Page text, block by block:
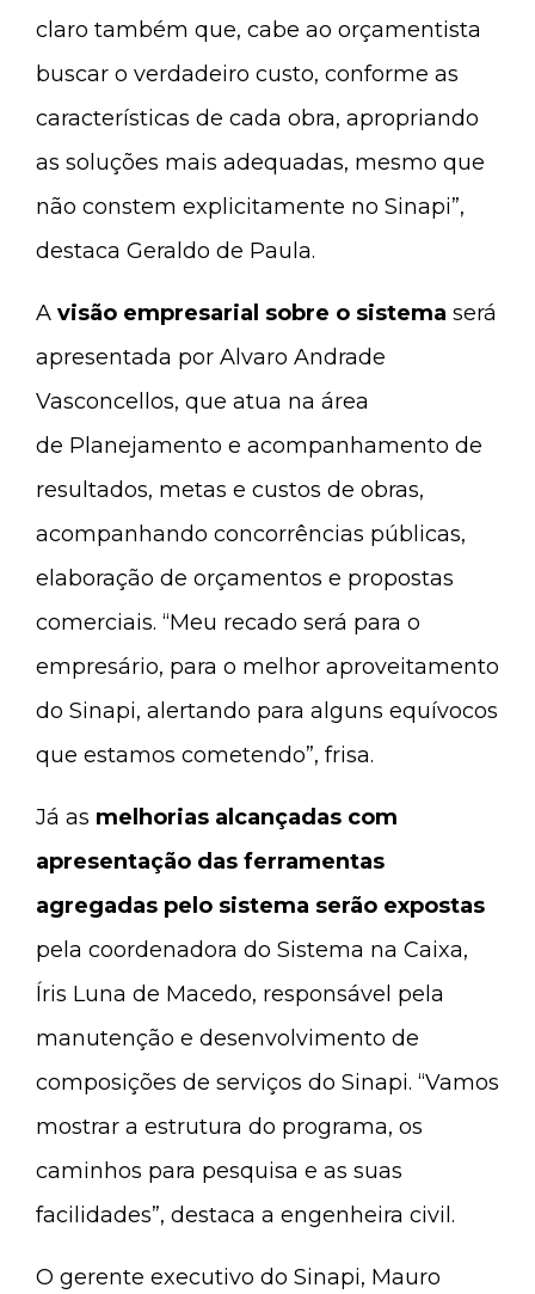
claro também que, cabe ao orçamentista
buscar o verdadeiro custo, conforme as
características de cada obra, apropriando
as soluções mais adequadas, mesmo que
não constem explicitamente no Sinapi”,
destaca Geraldo de Paula.
A visão empresarial sobre o sistema será
apresentada por Alvaro Andrade
Vasconcellos, que atua na área
de Planejamento e acompanhamento de
resultados, metas e custos de obras,
acompanhando concorrências públicas,
elaboração de orçamentos e propostas
comerciais. “Meu recado será para o
empresário, para o melhor aproveitamento
do Sinapi, alertando para alguns equívocos
que estamos cometendo”, frisa.
Já as melhorias alcançadas com
apresentação das ferramentas
agregadas pelo sistema serão expostas
pela coordenadora do Sistema na Caixa,
Íris Luna de Macedo, responsável pela
manutenção e desenvolvimento de
composições de serviços do Sinapi. “Vamos
mostrar a estrutura do programa, os
caminhos para pesquisa e as suas
facilidades”, destaca a engenheira civil.
O gerente executivo do Sinapi, Mauro